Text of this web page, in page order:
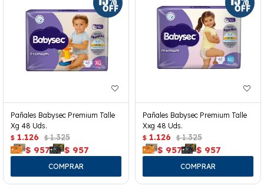
Pañales Babysec Premium Talle
Xg 48 Uds.
$ 1.126 $ 1.325
$ 957 $ 957
Pañales Babysec Premium Talle
Xxg 48 Uds.
$ 1.126 $ 1.325
$ 957 $ 957